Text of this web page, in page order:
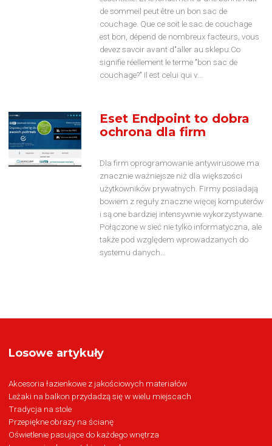
de sommeil peut être un bon sac de
couchage. Que ce soit le sac de couchage
est bon, dépend de nombreux facteurs, vous
devez savoir avant d"aller au sklepu.Co
signifie réellement le terme "bon sac de
couchage?" Il est celui qui v...
Eset Endpoint to dobra
ochrona dla firm
Dla firm oprogramowanie antywirusowe ma
znacznie ważniejsze niż dla większości
użytkowników prywatnych. Firmy posiadają
bowiem z reguły znaczne więcej komputerów
i są one bardziej intensywnie wykorzystywane.
Połączone w sieć nie tylko informatyczna, ale
także pod względem wprowadzanych do
systemu danych...
Losowe artykuły
Akcesoria łazienkowe z jakościowych materiałów
Leżaki na balkon przydadzą się w wielu miejscach
Tradycja na stole
Przepiękne obrazy na ścianę
Oświetlenie pasujące do każdego wnętrza